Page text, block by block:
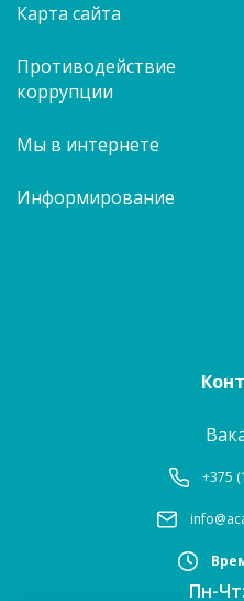
Карта сайта
Противодействие
коррупции
Мы в интернете
Информирование
+375
Пн-Чт: